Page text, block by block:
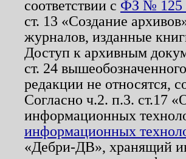
соответствии с ФЗ № 125
ст. 13 «Создание
журналов, изданные
Доступ к архивным
ст. 24
редакции не относятся,
Согласно ч.2. п.3. ст.17
информационных
информационных
«Дебри-ДВ», хранящий